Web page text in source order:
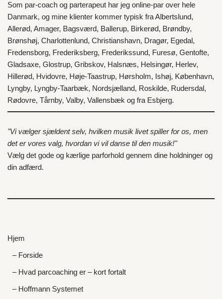
Som par-coach og parterapeut har jeg online-par over hele
Danmark, og mine klienter kommer typisk fraAlbertslund,
Allerød, Amager, Bagsværd, Ballerup, Birkerød, Brøndby,
Brønshøj, Charlottenlund, Christianshavn, Dragør, Egedal,
Fredensborg, Frederiksberg, Frederikssund, Furesø, Gentofte,
Gladsaxe, Glostrup, Gribskov, Halsnæs, Helsingør, Herlev,
Hillerød, Hvidovre, Høje-Taastrup, Hørsholm, Ishøj, København,
Lyngby, Lyngby-Taarbæk, Nordsjælland, Roskilde, Rudersdal,
Rødovre, Tårnby, Valby, Vallensbæk og fra Esbjerg.
"Vi vælger sjældent selv, hvilken musik livet spiller for os, men
det er vores valg, hvordan vi vil danse til den musik!"
Vælg det gode og kærlige parforhold gennem dine holdninger og
din adfærd.
Hjem
– Forside
– Hvad parcoaching er – kort fortalt
– Hoffmann Systemet